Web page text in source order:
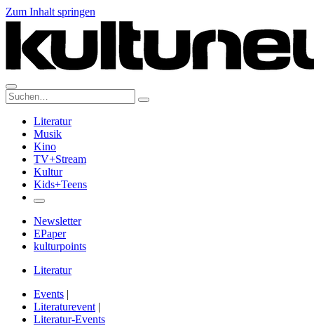
Zum Inhalt springen
Suche:
Literatur
Musik
Kino
TV+Stream
Kultur
Kids+Teens
Newsletter
EPaper
kulturpoints
Literatur
Events |
Literaturevent |
Literatur-Events